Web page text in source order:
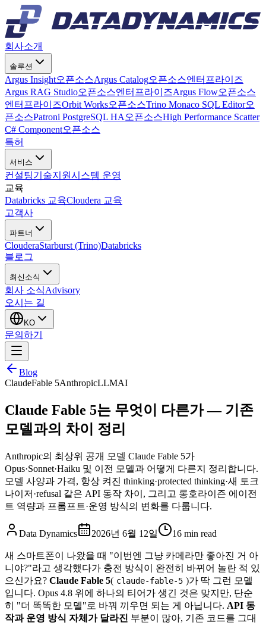
회사소개
솔루션
Argus Insight오픈소스Argus Catalog오픈소스엔터프라이즈
Argus RAG Studio오픈소스엔터프라이즈Argus Flow오픈소스
엔터프라이즈Orbit Works오픈소스Trino Monaco SQL Editor오
픈소스Patroni PostgreSQL HA 오픈소스High Performance Scatter
C# Component오픈소스
특허
서비스
컨설팅기술지원시스템 운영
교육
Databricks 교육Cloudera 교육
고객사
파트너
ClouderaStarburst (Trino)Databricks
블로그
최신소식
회사 소식Advisory
오시는 길
KO
문의하기
Blog
ClaudeFable 5AnthropicLLMAI
Claude Fable 5는 무엇이 다른가 — 기존
모델과의 차이 정리
Anthropic의 최상위 공개 모델 Claude Fable 5가
Opus·Sonnet·Haiku 및 이전 모델과 어떻게 다른지 정리합니다.
모델 사양과 가격, 항상 켜진 thinking·protected thinking·새 토크
나이저·refusal 같은 API 동작 차이, 그리고 롱호라이즌 에이전
트 역량과 프롬프트·운영 방식의 변화를 다룹니다.
Data Dynamics 2026년 6월 12일 16 min read
새 스마트폰이 나왔을 때 "이번엔 그냥 카메라만 좋아진 거 아
니야?"라고 생각했다가 충전 방식이 완전히 바뀌어 놀란 적 있
으신가요? Claude Fable 5( claude-fable-5 )가 딱 그런 모델
입니다. Opus 4.8 위에 하나의 티어가 생긴 것은 맞지만, 단순
히 "더 똑똑한 모델"로 바꿔 끼우면 되는 게 아닙니다. API 동
작과 운영 방식 자체가 달라진 부분이 많아, 기존 코드를 그대